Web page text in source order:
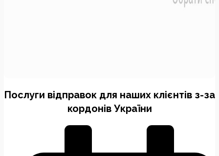
Послуги відправок для наших клієнтів з-за
кордонів України